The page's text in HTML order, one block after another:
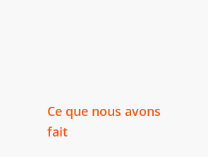
Ce que nous avons
fait